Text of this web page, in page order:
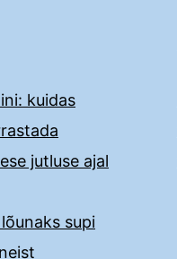
kuidas
jutluse ajal
supi